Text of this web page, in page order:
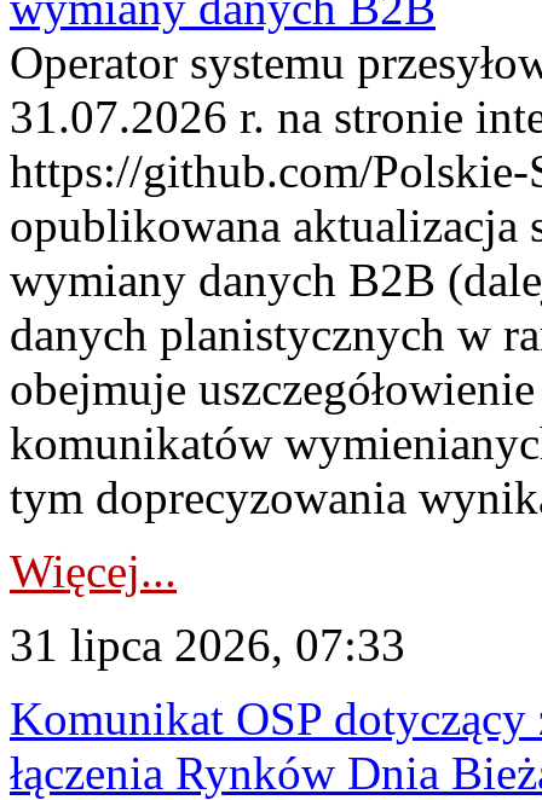
Operator systemu
31.07.2026 r. na stronie
https://github.com/Polskie-
opublikowana aktualizacja
wymiany danych B2B
danych planistycznych w
obejmuje
komunikatów
tym doprecyzowania
Więcej...
31 lipca 2026, 07:33
Komunikat OSP dotyczący
łączenia Rynków Dnia